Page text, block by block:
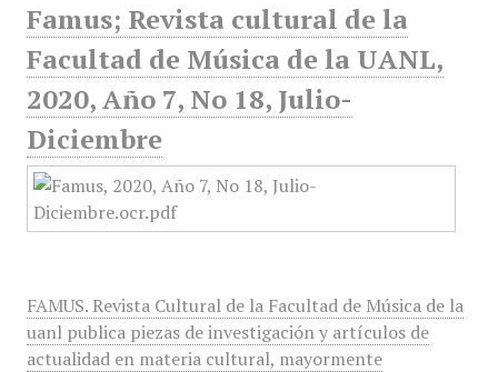
Famus; Revista cultural de la
Facultad de Música de la UANL,
2020, Año 7, No 18, Julio-
Diciembre
FAMUS. Revista Cultural de la Facultad de Música de la
uanl publica piezas de investigación y artículos de
actualidad en materia cultural, mayormente